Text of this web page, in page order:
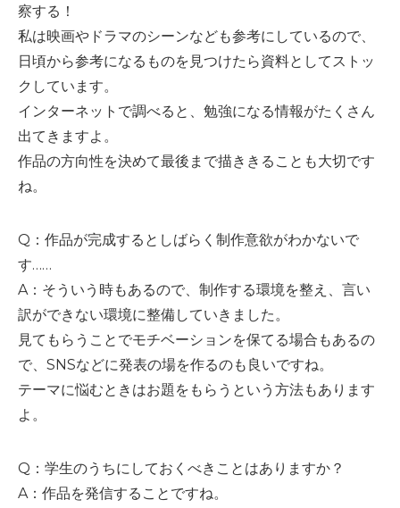
察する！
私は映画やドラマのシーンなども参考にしているので、
日頃から参考になるものを見つけたら資料としてストッ
クしています。
インターネットで調べると、勉強になる情報がたくさん
出てきますよ。
作品の方向性を決めて最後まで描ききることも大切です
ね。
Q：作品が完成するとしばらく制作意欲がわかないで
す……
A：そういう時もあるので、制作する環境を整え、言い
訳ができない環境に整備していきました。
見てもらうことでモチベーションを保てる場合もあるの
で、SNSなどに発表の場を作るのも良いですね。
テーマに悩むときはお題をもらうという方法もあります
よ。
Q：学生のうちにしておくべきことはありますか？
A：作品を発信することですね。